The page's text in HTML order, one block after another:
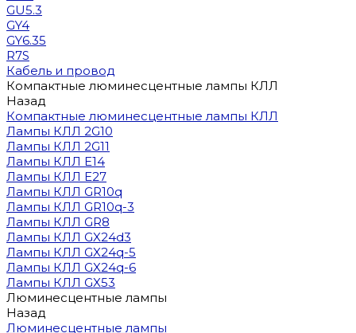
GU5.3
GY4
GY6.35
R7S
Кабель и провод
Компактные люминесцентные лампы КЛЛ
Назад
Компактные люминесцентные лампы КЛЛ
Лампы КЛЛ 2G10
Лампы КЛЛ 2G11
Лампы КЛЛ E14
Лампы КЛЛ E27
Лампы КЛЛ GR10q
Лампы КЛЛ GR10q-3
Лампы КЛЛ GR8
Лампы КЛЛ GX24d3
Лампы КЛЛ GX24q-5
Лампы КЛЛ GX24q-6
Лампы КЛЛ GX53
Люминесцентные лампы
Назад
Люминесцентные лампы